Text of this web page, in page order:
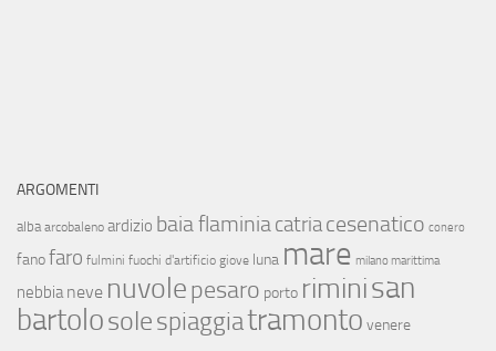
ARGOMENTI
alba arcobaleno ardizio baia flaminia catriacesenatico conero
fanofaro fulmini fuochi d'artificio giove luna mare milano marittima
nebbia neve nuvolepesaro porto riminisan
bartolosolespiaggiatramonto venere